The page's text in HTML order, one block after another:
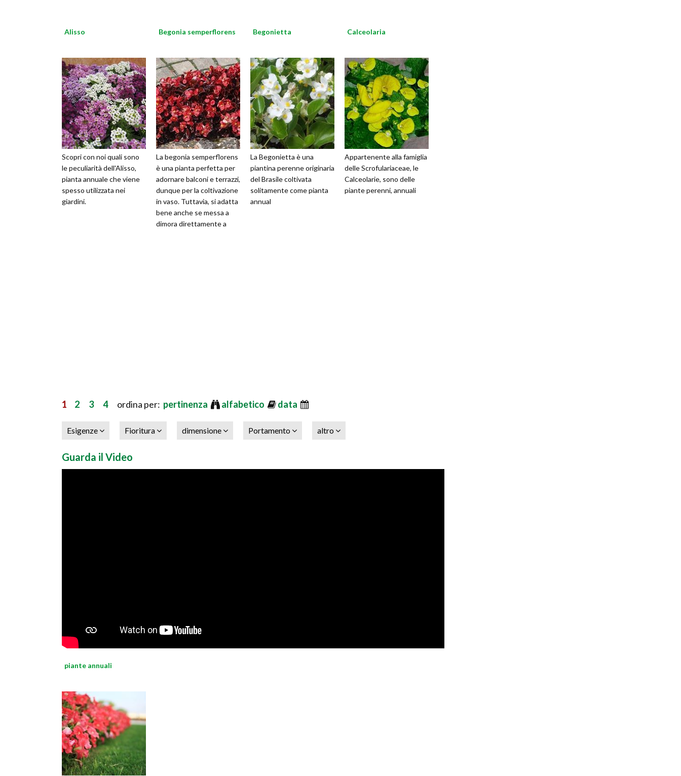
Alisso
Scopri con noi quali sono
le peculiarità dell'Alisso,
pianta annuale che viene
spesso utilizzata nei
giardini.
Begonia semperflorens
La begonia semperflorens
è una pianta perfetta per
adornare balconi e terrazzi,
dunque per la coltivazione
in vaso. Tuttavia, si adatta
bene anche se messa a
dimora direttamente a
Begonietta
La Begonietta è una
piantina perenne originaria
del Brasile coltivata
solitamente come pianta
annual
Calceolaria
Appartenente alla famiglia
delle Scrofulariaceae, le
Calceolarie, sono delle
piante perenni, annuali
1 2 3 4ordina per: pertinenza alfabetico data
Esigenze Fioritura dimensione Portamento altro
Guarda il Video
piante annuali